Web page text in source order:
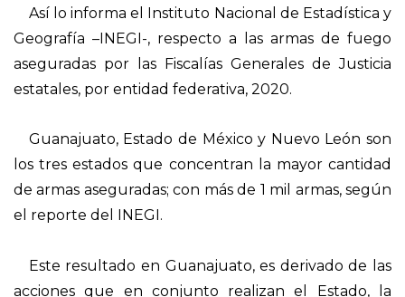
Así lo informa el Instituto Nacional de Estadística y
Geografía –INEGI-, respecto a las armas de fuego
aseguradas por las Fiscalías Generales de Justicia
estatales, por entidad federativa, 2020.
Guanajuato, Estado de México y Nuevo León son
los tres estados que concentran la mayor cantidad
de armas aseguradas; con más de 1 mil armas, según
el reporte del INEGI.
Este resultado en Guanajuato, es derivado de las
acciones que en conjunto realizan el Estado, la